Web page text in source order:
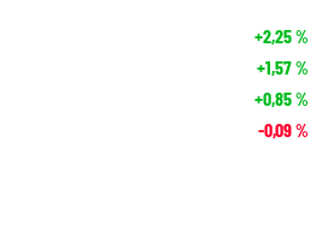
+2,25%
+1,57%
+0,85%
-0,09%